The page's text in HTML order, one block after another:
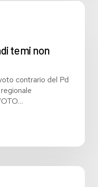
temi non
contrario del Pd